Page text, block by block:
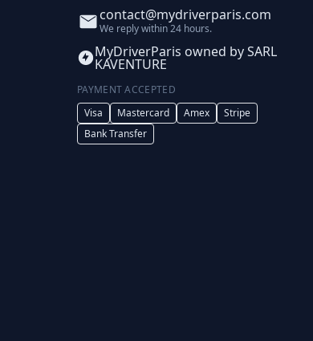
contact@mydriverparis.com
We reply within 24 hours.
MyDriverParis owned by SARL
KAVENTURE
PAYMENT ACCEPTED
Visa
Mastercard Amex
Stripe
Bank Transfer